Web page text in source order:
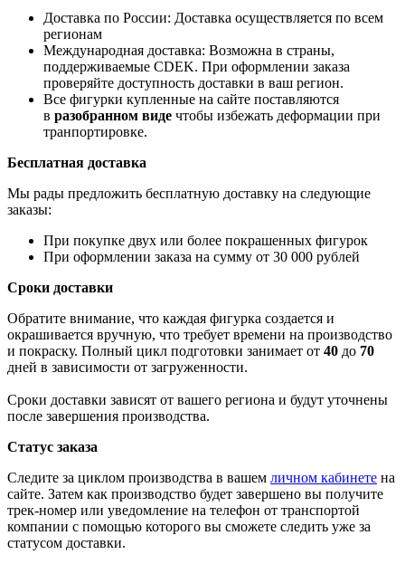
Доставка по России: Доставка осуществляется по всем
регионам
Международная доставка: Возможна в страны,
поддерживаемые CDEK. При оформлении заказа
проверяйте доступность доставки в ваш регион.
Все фигурки купленные на сайте поставляются
в разобранном виде чтобы избежать деформации при
транпортировке.
Бесплатная доставка
Мы рады предложить бесплатную доставку на следующие
заказы:
При покупке двух или более покрашенных фигурок
При оформлении заказа на сумму от 30 000 рублей
Сроки доставки
Обратите внимание, что каждая фигурка создается и
окрашивается вручную, что требует времени на производство
и покраску. Полный цикл подготовки занимает от 40 до 70
дней в зависимости от загруженности.
Сроки доставки зависят от вашего региона и будут уточнены
после завершения производства.
Статус заказа
Следите за циклом производства в вашем личном кабинете на
сайте. Затем как производство будет завершено вы получите
трек-номер или уведомление на телефон от транспортой
компании с помощью которого вы сможете следить уже за
статусом доставки.